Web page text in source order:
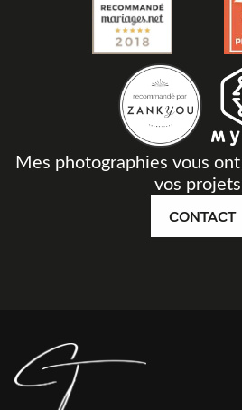
Mes photographies vous
vos
CONTACT